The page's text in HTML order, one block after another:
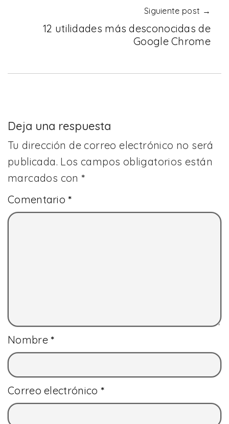
Siguiente post →
12 utilidades más desconocidas de
Google Chrome
Deja una respuesta
Tu dirección de correo electrónico no será
publicada. Los campos obligatorios están
marcados con*
Comentario*
Nombre*
Correo electrónico *